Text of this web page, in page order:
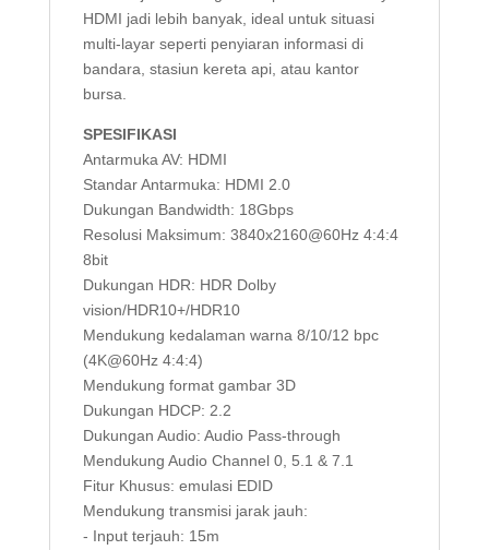
HDMI jadi lebih banyak, ideal untuk situasi
multi-layar seperti penyiaran informasi di
bandara, stasiun kereta api, atau kantor
bursa.
SPESIFIKASI
Antarmuka AV: HDMI
Standar Antarmuka: HDMI 2.0
Dukungan Bandwidth: 18Gbps
Resolusi Maksimum: 3840x2160@60Hz 4:4:4
8bit
Dukungan HDR: HDR Dolby
vision/HDR10+/HDR10
Mendukung kedalaman warna 8/10/12 bpc
(4K@60Hz 4:4:4)
Mendukung format gambar 3D
Dukungan HDCP: 2.2
Dukungan Audio: Audio Pass-through
Mendukung Audio Channel 0, 5.1 & 7.1
Fitur Khusus: emulasi EDID
Mendukung transmisi jarak jauh:
- Input terjauh: 15m